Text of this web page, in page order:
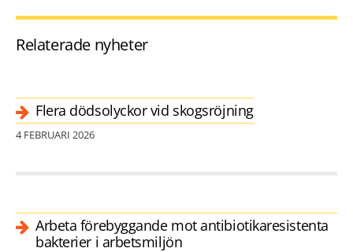
Relaterade nyheter
Flera dödsolyckor vid skogsröjning
4 FEBRUARI 2026
Arbeta förebyggande mot antibiotikaresistenta
bakterier i arbetsmiljön